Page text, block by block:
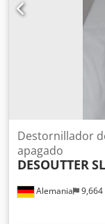
Alemania 9,664
Destornillador
apagado
DESOUTTER